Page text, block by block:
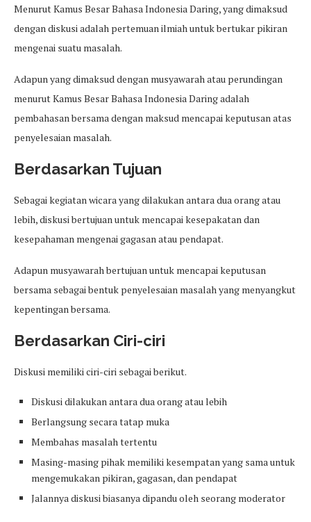
Menurut Kamus Besar Bahasa Indonesia Daring, yang dimaksud
dengan diskusi adalah pertemuan ilmiah untuk bertukar pikiran
mengenai suatu masalah.
Adapun yang dimaksud dengan musyawarah atau perundingan
menurut Kamus Besar Bahasa Indonesia Daring adalah
pembahasan bersama dengan maksud mencapai keputusan atas
penyelesaian masalah.
Berdasarkan Tujuan
Sebagai kegiatan wicara yang dilakukan antara dua orang atau
lebih, diskusi bertujuan untuk mencapai kesepakatan dan
kesepahaman mengenai gagasan atau pendapat.
Adapun musyawarah bertujuan untuk mencapai keputusan
bersama sebagai bentuk penyelesaian masalah yang menyangkut
kepentingan bersama.
Berdasarkan Ciri-ciri
Diskusi memiliki ciri-ciri sebagai berikut.
Diskusi dilakukan antara dua orang atau lebih
Berlangsung secara tatap muka
Membahas masalah tertentu
Masing-masing pihak memiliki kesempatan yang sama untuk
mengemukakan pikiran, gagasan, dan pendapat
Jalannya diskusi biasanya dipandu oleh seorang moderator